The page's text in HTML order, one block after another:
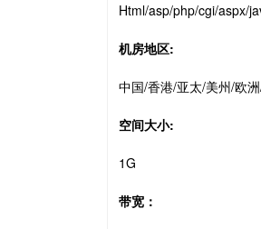
Html/asp/php/cgi/aspx/
机房地区:
中国/香港/亚太/美州/欧
空间大小:
1G
带宽：